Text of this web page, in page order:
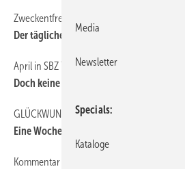
Zweckentfremdet
Der tägliche Griff ins Klo
April in SBZ 7/2011
Doch keine Frauenquote für SHK
GLÜCKWUNSCH
Eine Woche Sun Matrei gewonnen!
Kommentar SBZ 7/2011
Media
Newsletter
Specials
Kataloge